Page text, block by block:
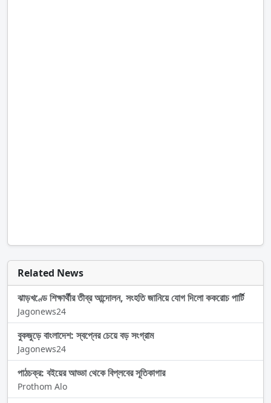
Related News
ঝাড়খণ্ডে শিক্ষার্থীর তীব্র আন্দোলন, সংহতি জানিয়ে যোগ দিলো ককরোচ পার্টি
Jagonews24
বুকজুড়ে বাংলাদেশ: স্বপ্নের চেয়ে বড় সংগ্রাম
Jagonews24
পাঠচক্র: বইয়ের আড্ডা থেকে বিপ্লবের সূতিকাগার
Prothom Alo